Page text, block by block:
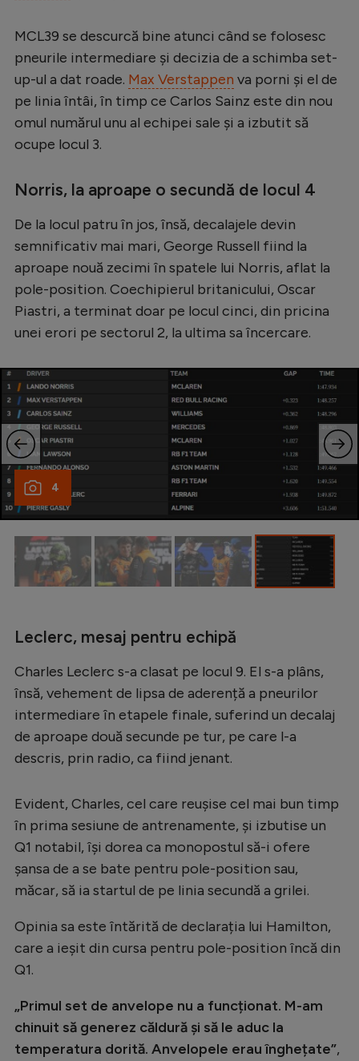
Tenis
Handbal
Natație
Formula 1
Rugby
Ciclism
Alte sporturi
JO 2024
Creează cont
MCL39 se descurcă bine atunci când se folosesc
pneurile intermediare și decizia de a schimba set-
up-ul a dat roade. Max Verstappen va porni și el de
pe linia întâi, în timp ce Carlos Sainz este din nou
omul numărul unu al echipei sale și a izbutit să
ocupe locul 3.
Norris, la aproape o secundă de locul 4
De la locul patru în jos, însă, decalajele devin
semnificativ mai mari, George Russell fiind la
aproape nouă zecimi în spatele lui Norris, aflat la
pole-position. Coechipierul britanicului, Oscar
Piastri, a terminat doar pe locul cinci, din pricina
unei erori pe sectorul 2, la ultima sa încercare.
4
Leclerc, mesaj pentru echipă
Charles Leclerc s-a clasat pe locul 9. El s-a plâns,
însă, vehement de lipsa de aderență a pneurilor
intermediare în etapele finale, suferind un decalaj
de aproape două secunde pe tur, pe care l-a
descris, prin radio, ca fiind jenant.
Evident, Charles, cel care reușise cel mai bun timp
în prima sesiune de antrenamente, și izbutise un
Q1 notabil, își dorea ca monopostul să-i ofere
șansa de a se bate pentru pole-position sau,
măcar, să ia startul de pe linia secundă a grilei.
Opinia sa este întărită de declarația lui Hamilton,
care a ieșit din cursa pentru pole-position încă din
Q1.
„Primul set de anvelope nu a funcționat. M-am
chinuit să generez căldură și să le aduc la
temperatura dorită. Anvelopele erau înghețate”,